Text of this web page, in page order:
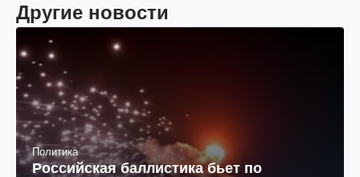
Другие новости
Политика
Российская баллистика бьет по